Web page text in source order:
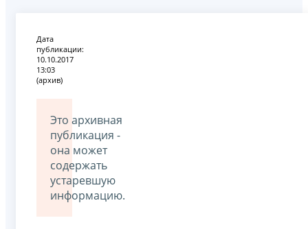
Дата
публикации:
10.10.2017
13:03
(архив)
Это архивная
публикация -
она может
содержать
устаревшую
информацию.